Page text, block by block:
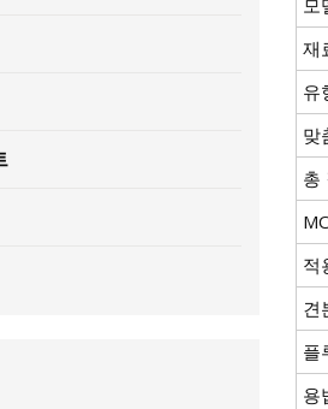
재
유
맞
총
적
견
플
용